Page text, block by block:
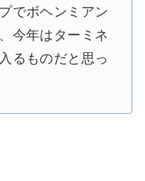
でボヘンミアン
今年はターミネ
るものだと思っ